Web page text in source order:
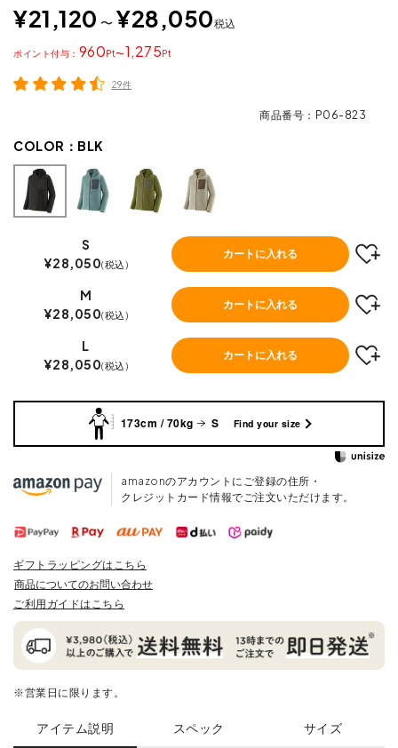
¥21,120 〜 ¥28,050税込
960 〜1,275
ポイント
29件
商品番号 P06-823
COLOR： BLK
S
¥28,050 税込
カートに入れる
M
¥28,050 税込
カートに入れる
L
¥28,050 税込
カートに入れる
173cm / 70kg S Find your size
amazonのアカウントにご登録の住所・
クレジットカード情報でご注文いただけます。
ギフトラッピングはこちら
商品についてのお問い合わせ
ご利用ガイドはこちら
※営業日に限ります。
アイテム説明 スペック サイズ